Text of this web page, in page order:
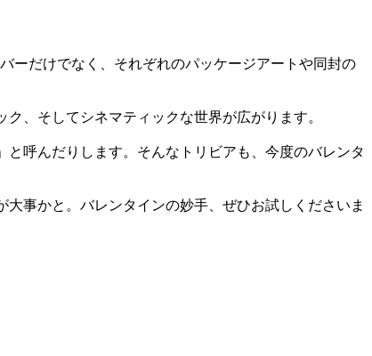
ーだけでなく、それぞれのパッケージアートや同封の
、そしてシネマティックな世界が広がります。
呼んだりします。そんなトリビアも、今度のバレンタ
事かと。バレンタインの妙手、ぜひお試しくださいま